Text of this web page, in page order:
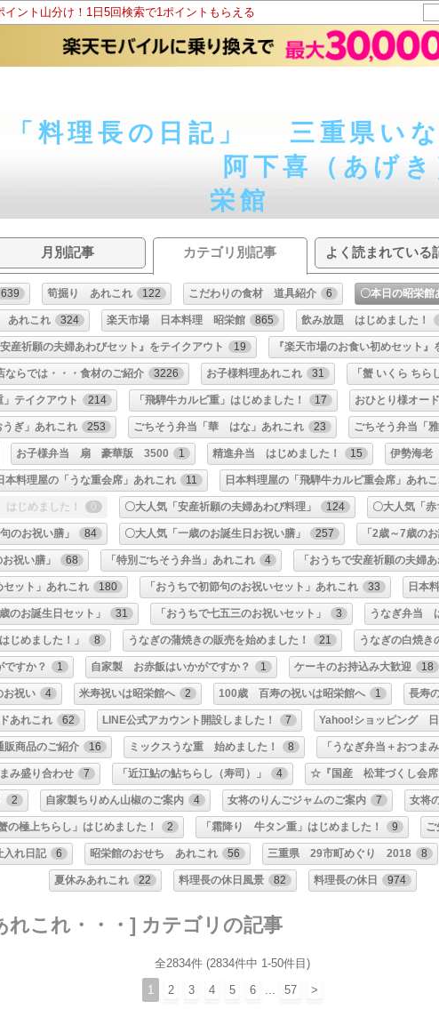
イント山分け！1日5回検索で1ポイントもらえる
「料理長の日記」 三重県い
（あげき）の
栄館
月別記事 カテゴリ別記事 よく読まれている
639 筍掘り あれこれ 122 こだわりの食材 道具紹介 6 〇本日の昭栄館
れこれ 324 楽天市場 日本料理 昭栄館 865 飲み放題 はじめました！
産祈願の夫婦あわびセット』をテイクアウト 19 『楽天市場のお食い初めセット』
ならでは・・・食材のご紹介 3226 お子様料理あれこれ 31 「蟹 いくら ちら
」テイクアウト 214 「飛騨牛カルビ重」はじめました！ 17 おひとり様オー
ぎ」あれこれ 253 ごちそう弁当「華 はな」あれこれ 23 ごちそう弁当「
お子様弁当 扇 豪華版 3500 1 精進弁当 はじめました！ 15 伊勢海
本料理屋の「うな重会席」あれこれ 11 日本料理屋の「飛騨牛カルビ重会席」あれ
じめました！ 0 〇大人気「安産祈願の夫婦あわび料理」 124 〇大人気「赤
のお祝い膳」 84 〇大人気「一歳のお誕生日お祝い膳」 257 「2歳～7歳の
祝い膳」 68 「特別ごちそう弁当」あれこれ 4 「おうちで安産祈願の夫婦
セット」あれこれ 180 「おうちで初節句のお祝いセット」あれこれ 33 日本
のお誕生日セット」 31 「おうちで七五三のお祝いセット」 3 うなぎ弁当
めました！」 8 うなぎの蒲焼きの販売を始めました！ 21 うなぎの白焼き
ですか？ 1 自家製 お赤飯はいかがですか？ 1 ケーキのお持込み大歓迎 18
祝い 4 米寿祝いは昭栄館へ 2 100歳 百寿の祝いは昭栄館へ 1 長寿
あれこれ 62 LINE公式アカウント開設しました！ 7 Yahoo!ショッピング
販商品のご紹介 16 ミックスうな重 始めました！ 8 「うなぎ弁当＋おつま
み盛り合わせ 7 「近江鮎の鮎ちらし（寿司）」 4 ☆『国産 松茸づくし会
2 自家製ちりめん山椒のご案内 4 女将のりんごジャムのご案内 7 女将
の極上ちらし」はじめました！ 2 「霜降り 牛タン重」はじめました！ 9 ご
れ日記 6 昭栄館のおせち あれこれ 56 三重県 29市町めぐり 2018 8
夏休みあれこれ 22 料理長の休日風景 82 料理長の休日 974
れこれ・・・] カテゴリの記事
全2834件 (2834件中 1-50件目)
1 2 3 4 5 6 57 >